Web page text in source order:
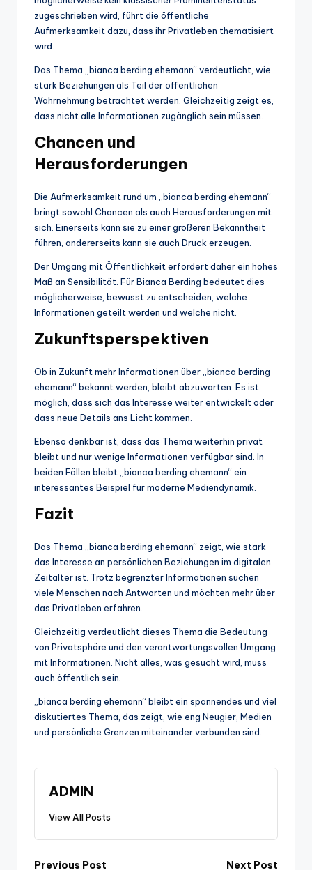
zugeschrieben wird, führt die öffentliche
Aufmerksamkeit dazu, dass ihr Privatleben thematisiert
wird.
Das Thema „bianca berding ehemann“ verdeutlicht, wie
stark Beziehungen als Teil der öffentlichen
Wahrnehmung betrachtet werden. Gleichzeitig zeigt es,
dass nicht alle Informationen zugänglich sein müssen.
Chancen und
Herausforderungen
Die Aufmerksamkeit rund um „bianca berding ehemann“
bringt sowohl Chancen als auch Herausforderungen mit
sich. Einerseits kann sie zu einer größeren Bekanntheit
führen, andererseits kann sie auch Druck erzeugen.
Der Umgang mit Öffentlichkeit erfordert daher ein hohes
Maß an Sensibilität. Für Bianca Berding bedeutet dies
möglicherweise, bewusst zu entscheiden, welche
Informationen geteilt werden und welche nicht.
Zukunftsperspektiven
Ob in Zukunft mehr Informationen über „bianca berding
ehemann“ bekannt werden, bleibt abzuwarten. Es ist
möglich, dass sich das Interesse weiter entwickelt oder
dass neue Details ans Licht kommen.
Ebenso denkbar ist, dass das Thema weiterhin privat
bleibt und nur wenige Informationen verfügbar sind. In
beiden Fällen bleibt „bianca berding ehemann“ ein
interessantes Beispiel für moderne Mediendynamik.
Fazit
Das Thema „bianca berding ehemann“ zeigt, wie stark
das Interesse an persönlichen Beziehungen im digitalen
Zeitalter ist. Trotz begrenzter Informationen suchen
viele Menschen nach Antworten und möchten mehr über
das Privatleben erfahren.
Gleichzeitig verdeutlicht dieses Thema die Bedeutung
von Privatsphäre und den verantwortungsvollen Umgang
mit Informationen. Nicht alles, was gesucht wird, muss
auch öffentlich sein.
„bianca berding ehemann“ bleibt ein spannendes und viel
diskutiertes Thema, das zeigt, wie eng Neugier, Medien
und persönliche Grenzen miteinander verbunden sind.
ADMIN
View All Posts
Previous Post
Next Post